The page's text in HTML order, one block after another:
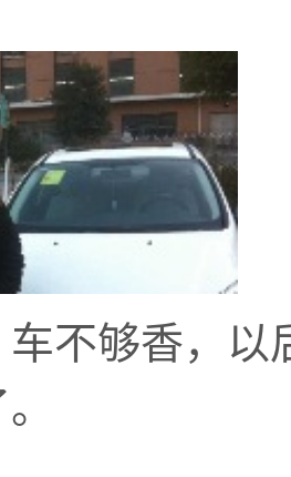
不够香，以